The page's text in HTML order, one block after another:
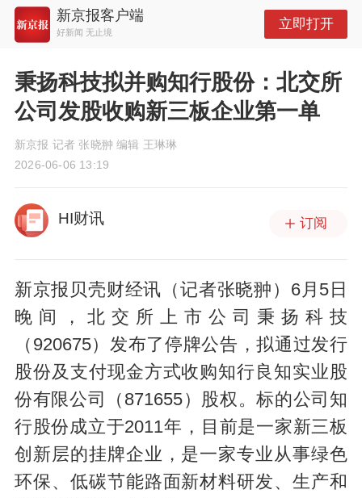
新京报客户端
好新闻 无止境
立即打开
秉扬科技拟并购知行股份：北交所
公司发股收购新三板企业第一单
新京报 记者 张晓翀 编辑 王琳琳
2026-06-06 13:19
HI财讯 订阅
新京报贝壳财经讯（记者张晓翀）6月5日
晚间，北交所上市公司秉扬科技
（920675）发布了停牌公告，拟通过发行
股份及支付现金方式收购知行良知实业股
份有限公司（871655）股权。标的公司知
行股份成立于2011年，目前是一家新三板
创新层的挂牌企业，是一家专业从事绿色
环保、低碳节能路面新材料研发、生产和